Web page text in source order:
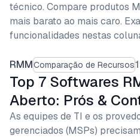
técnico. Compare produtos
mais barato ao mais caro.
funcionalidades nestas
RMMComparação de Recursos
Top 7 Softwares
Aberto: Prós &
As equipes de TI e os
gerenciados (MSPs)